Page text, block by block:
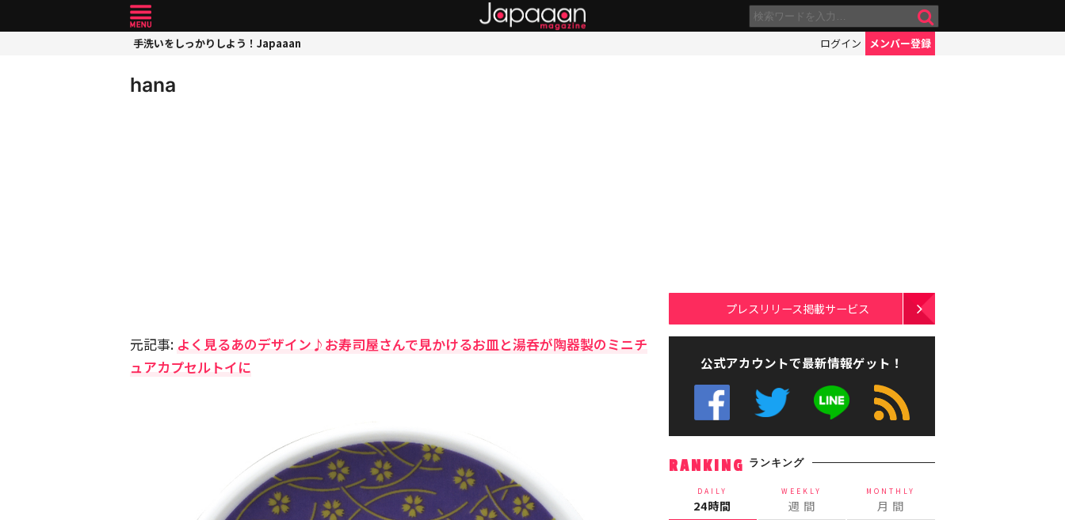
手洗いをしっかりしよう！Japaaan ログイン メンバー登録
hana
元記事: よく見るあのデザイン♪お寿司屋さんで見かけるお皿と湯呑が陶器製のミニチ
ュアカプセルトイに
プレスリリース掲載サービス
公式アカウントで最新情報ゲット！
RANKING ランキング
DAILY
24時間
WEEKLY
週 間
MONTHLY
月 間